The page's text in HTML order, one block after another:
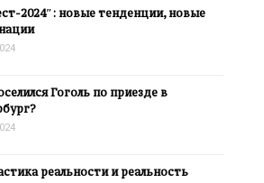
2024″: новые тенденции, новые
Гоголь по приезде в
реальности и реальность